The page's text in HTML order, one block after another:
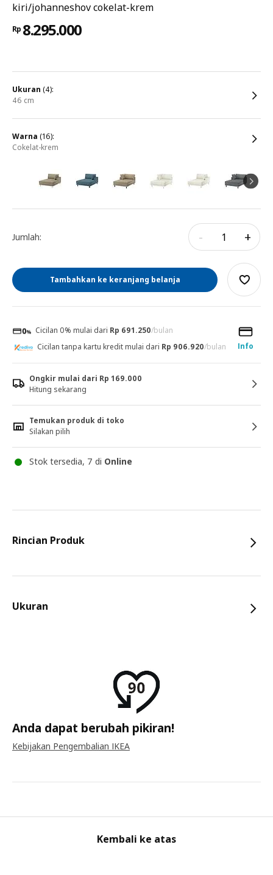
kiri/johanneshov cokelat-krem
Rp 8.295.000
ukuran (4):
46 cm
warna (16):
cokelat-krem
Jumlah: - +
Tambahkan ke keranjang belanja
Cicilan 0% mulai dari Rp 691.250/bulan
Info
Cicilan tanpa kartu kredit mulai dari Rp 906.920/bulan
Ongkir mulai dari Rp 169.000
Hitung sekarang
Temukan produk di toko
Silakan pilih
Stok tersedia, 7 di Online
Rincian Produk
Ukuran
Anda dapat berubah pikiran!
Kebijakan Pengembalian IKEA
Kembali ke atas